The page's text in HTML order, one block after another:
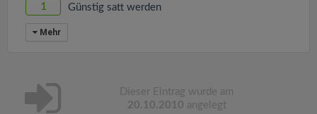
1 Günstig satt werden
Mehr
Dieser Eintrag wurde am
20.10.2010 angelegt